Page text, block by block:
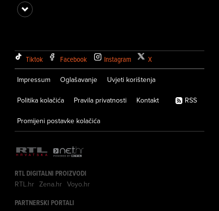
Tiktok Facebook Instagram X
Impressum Oglašavanje Uvjeti korištenja
Politika kolačića Pravila privatnosti Kontakt
Promijeni postavke kolačića
RSS
RTL DIGITALNI PROIZVODI
RTL.hr Zena.hr Voyo.hr
PARTNERSKI PORTALI